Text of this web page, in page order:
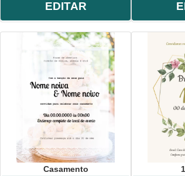
EDITAR
Casamento